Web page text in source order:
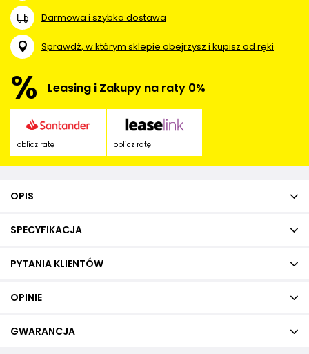
Darmowa i szybka dostawa
Sprawdź, w którym sklepie obejrzysz i kupisz od ręki
% Leasing i Zakupy na raty 0%
oblicz ratę oblicz ratę
OPIS
SPECYFIKACJA
PYTANIA KLIENTÓW
OPINIE
GWARANCJA